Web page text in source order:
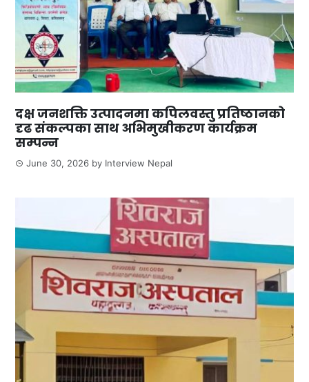
दक्ष जनशक्ति उत्पादनमा कपिलवस्तु प्रतिष्ठानको
दृढ संकल्पका साथ अभिमुखीकरण कार्यक्रम
सम्पन्न
June 30, 2026 by Interview Nepal